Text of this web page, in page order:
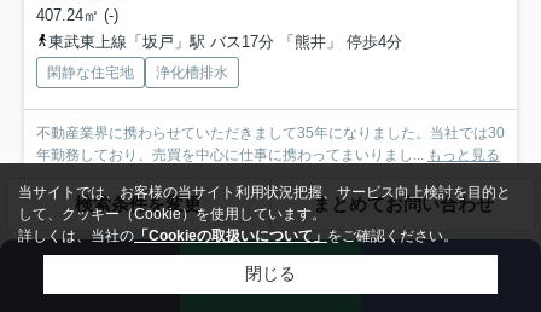
407.24㎡ (-)
東武東上線「坂戸」駅 バス17分 「熊井」 停歩4分
閑静な住宅地 浄化槽排水
不動産業界に携わらせていただきまして35年になりました。当社では30
年勤務しており、売買を中心に仕事に携わってまいりまし... もっと見る
販売中の区画
A区画
- / 407.24㎡ / -
検索条件を変更 まとめてお問い合わせ
お問い合わせ
当サイトでは、お客様の当サイト利用状況把握、サービス向上検討を目的と
して、クッキー（Cookie）を使用しています。
詳しくは、当社の「Cookieの取扱いについて」をご確認ください。
閉じる